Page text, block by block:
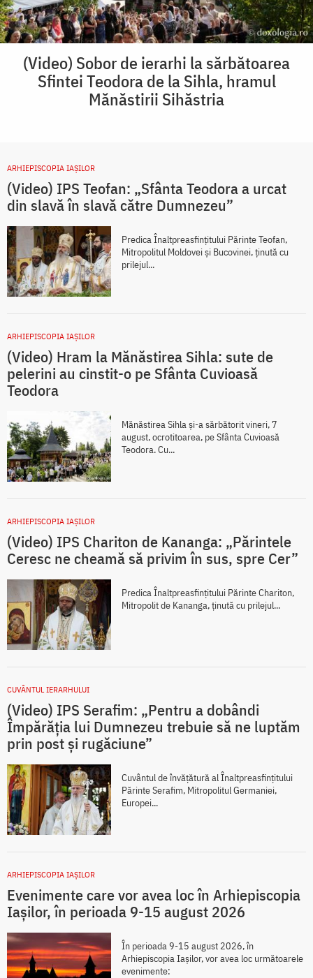
(Video) Sobor de ierarhi la sărbătoarea
Sfintei Teodora de la Sihla, hramul
Mănăstirii Sihăstria
ARHIEPISCOPIA IAŞILOR
(Video) IPS Teofan: „Sfânta Teodora a urcat
din slavă în slavă către Dumnezeu”
Predica Înaltpreasfințitului Părinte Teofan,
Mitropolitul Moldovei și Bucovinei, ținută cu
prilejul...
ARHIEPISCOPIA IAŞILOR
(Video) Hram la Mănăstirea Sihla: sute de
pelerini au cinstit-o pe Sfânta Cuvioasă
Teodora
Mănăstirea Sihla și-a sărbătorit vineri, 7
august, ocrotitoarea, pe Sfânta Cuvioasă
Teodora. Cu...
ARHIEPISCOPIA IAŞILOR
(Video) IPS Chariton de Kananga: „Părintele
Ceresc ne cheamă să privim în sus, spre Cer”
Predica Înaltpreasfințitului Părinte Chariton,
Mitropolit de Kananga, ținută cu prilejul...
CUVÂNTUL IERARHULUI
(Video) IPS Serafim: „Pentru a dobândi
Împărăția lui Dumnezeu trebuie să ne luptăm
prin post și rugăciune”
Cuvântul de învățătură al Înaltpreasfințitului
Părinte Serafim, Mitropolitul Germaniei,
Europei...
ARHIEPISCOPIA IAŞILOR
Evenimente care vor avea loc în Arhiepiscopia
Iaşilor, în perioada 9-15 august 2026
În perioada 9-15 august 2026, în
Arhiepiscopia Iaşilor, vor avea loc următoarele
evenimente: